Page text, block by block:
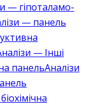
— гіпоталамо-
— панель
— Інші
панельАналізи